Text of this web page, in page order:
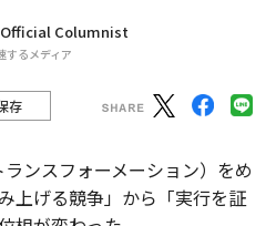
Columnist
するメディア
存
ンスフォーメーション）をめ
上げる競争」から「実行を証